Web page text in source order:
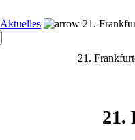
Aktuelles 21.
21.
21.